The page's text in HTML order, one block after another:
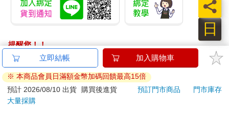
提醒您！！
金石堂及銀行均不會請您操作ATM! 如接獲電話要求您前往
ATM提款機，請不要聽從指示，以免受騙上當！
退換貨須知：
**提醒您，鑑賞期不等於試用期，退回商品須為全新狀態**
立即結帳 加入購物車
※ 本商品會員日滿額金幣加碼回饋最高15倍
預計 2026/08/10 出貨
購買後進貨 預訂門市商品
門市庫存
大量採購
日
員